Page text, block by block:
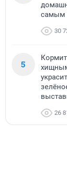
самым
30
5
26